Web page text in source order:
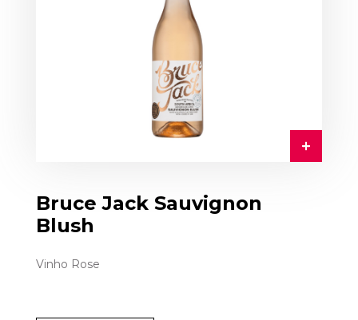
Bruce Jack Sauvignon
Blush
Vinho Rose